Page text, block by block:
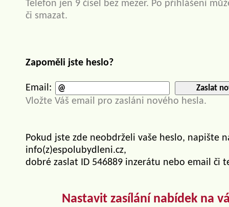
Telefon jen 9 čísel bez mezer. Po přihlášení
či smazat.
Zapoměli jste heslo?
Email: Zaslat
Vložte Váš email pro zasláni nového hesla.
Pokud jste zde neobdrželi vaše heslo, napište
info(z)espolubydleni.cz,
dobré zaslat ID 546889 inzerátu nebo email či
Nastavit zasílání nabídek na